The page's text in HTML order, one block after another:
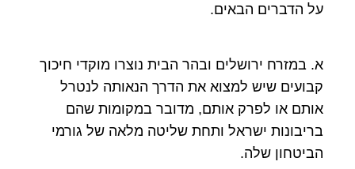
על הדברים הבאים.
א. במזרח ירושלים ובהר הבית נוצרו מוקדי חיכוך
קבועים שיש למצוא את הדרך הנאותה לנטרל
אותם או לפרק אותם, מדובר במקומות שהם
בריבונות ישראל ותחת שליטה מלאה של גורמי
הביטחון שלה.